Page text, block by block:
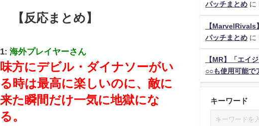
【反応まとめ】
1: 海外プレイヤーさん
味方にデビル・ダイナソーがい
る時は最高に楽しいのに、敵に
来た瞬間だけ一気に地獄にな
る。
パッチまとめに
【MarvelRivals
パッチまとめに
【MR】「エイ
○○も使用可能で
キーワード